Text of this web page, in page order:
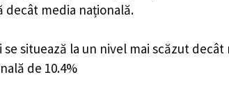
decât media națională.
situează la un nivel mai scăzut
de 10.4%